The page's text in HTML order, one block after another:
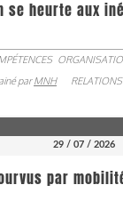
se heurte aux
parMNH
29 / 07 / 2026
par